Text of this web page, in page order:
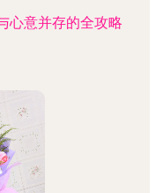
心意并存的全攻略